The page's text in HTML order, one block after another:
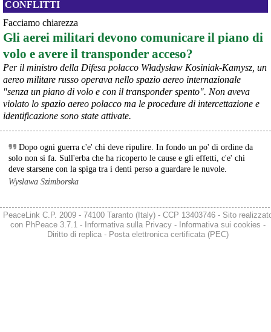
acquirente.
Fonte: Studio100
#ILVA
@peacelink - 6/8/2026 21:08
Il governatore di Puglia Decaro esce dal vertice al Mimit più
preoccupato di come era entrato, lamentando l’assenza di certezze
sulla procedura di gara e ribadendo la necessità di un ruolo diretto
dello Stato.
Anche il sindaco di Taranto, Bitetti, chiede un piano industriale
chiaro, garanzie sulla salute e strumenti di tutela per i lavoratori
dell’area a freddo. La Provincia parla di un tavolo “senza decisioni”.
Fonte: Cronache Tarantine
ILVA
@peacelink - 6/8/2026 21:08
cronachetarantine.it/index.php
agirà per evitare quella che i sindacati definiscono una “bomba
sociale”, tutelando i lavoratori dell’Ilva e dell’indotto e garantendo la
continuità produttiva degli stabilimenti a valle.
CONFLITTI
Facciamo chiarezza
Gli aerei militari devono comunicare il piano di
volo e avere il transponder acceso?
Per il ministro della Difesa polacco Władysław Kosiniak-Kamysz, un
aereo militare russo operava nello spazio aereo internazionale
"senza un piano di volo e con il transponder spento". Non aveva
violato lo spazio aereo polacco ma le procedure di intercettazione e
identificazione sono state attivate.
Dopo ogni guerra c'e' chi deve ripulire. In fondo un po' di ordine da
solo non si fa. Sull'erba che ha ricoperto le cause e gli effetti, c'e' chi
deve starsene con la spiga tra i denti perso a guardare le nuvole.
Wyslawa Szimborska
PeaceLink C.P. 2009 - 74100 Taranto (Italy) - CCP 13403746 - Sito
con PhPeace 3.7.1 - Informativa sulla Privacy- Informativa sui cookies -
Diritto di replica- Posta elettronica certificata (PEC)